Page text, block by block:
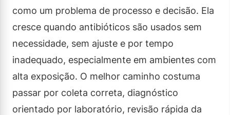
como um problema de processo e decisão. Ela
cresce quando antibióticos são usados sem
necessidade, sem ajuste e por tempo
inadequado, especialmente em ambientes com
alta exposição. O melhor caminho costuma
passar por coleta correta, diagnóstico
orientado por laboratório, revisão rápida da